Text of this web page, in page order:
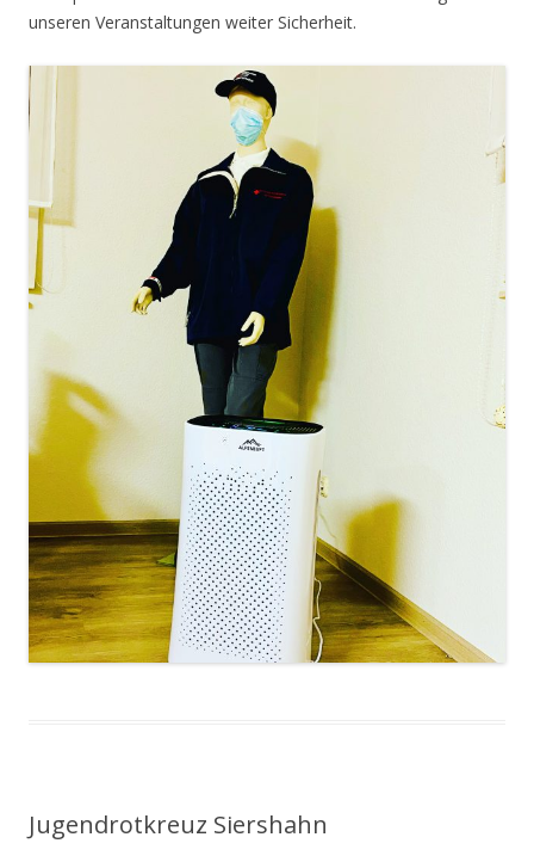
unseren Veranstaltungen weiter Sicherheit.
Jugendrotkreuz Siershahn